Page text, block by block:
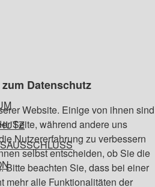
Datenschutz
Website. Einige von ihnen sind
Seite, während andere uns
Nutzererfahrung zu verbessern
selbst entscheiden, ob Sie die
Bitte beachten Sie, dass bei einer
mehr alle Funktionalitäten der